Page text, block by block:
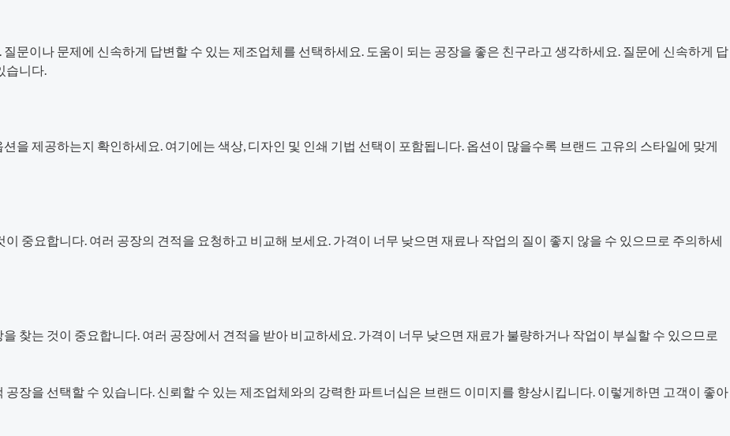
문이나 문제에 신속하게 답변할 수 있는 제조업체를 선택하세요. 도움이 되는 공장을 좋은 친구라고 생각하세요. 질문에 신속하게 답
습니다.
을 제공하는지 확인하세요. 여기에는 색상, 디자인 및 인쇄 기법 선택이 포함됩니다. 옵션이 많을수록 브랜드 고유의 스타일에 맞게
중요합니다. 여러 공장의 견적을 요청하고 비교해 보세요. 가격이 너무 낮으면 재료나 작업의 질이 좋지 않을 수 있으므로 주의하세
찾는 것이 중요합니다. 여러 공장에서 견적을 받아 비교하세요. 가격이 너무 낮으면 재료가 불량하거나 작업이 부실할 수 있으므로
장을 선택할 수 있습니다. 신뢰할 수 있는 제조업체와의 강력한 파트너십은 브랜드 이미지를 향상시킵니다. 이렇게하면 고객이 좋아